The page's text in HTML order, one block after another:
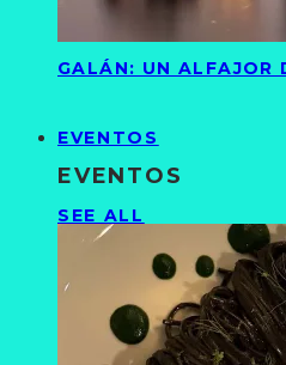
GALÁN: UN ALFAJOR
EVENTOS
EVENTOS
SEE ALL